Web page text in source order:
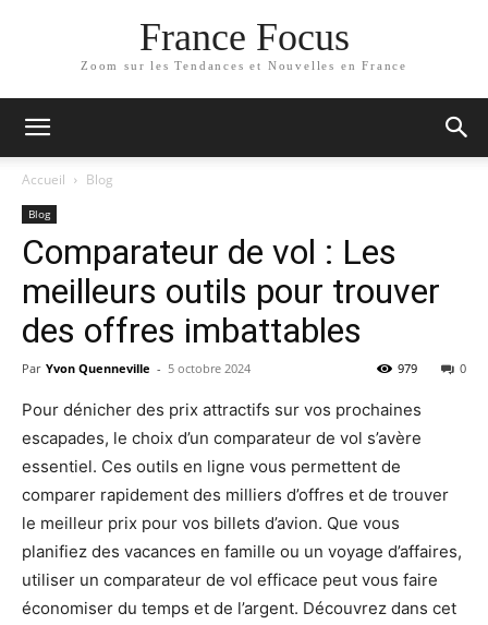
France Focus
Zoom sur les Tendances et Nouvelles en France
Accueil Blog
Blog
Comparateur de vol : Les
meilleurs outils pour trouver
des offres imbattables
Par Yvon Quenneville - 5 octobre 2024 0
979
Pour dénicher des prix attractifs sur vos prochaines
escapades, le choix d’un comparateur de vol s’avère
essentiel. Ces outils en ligne vous permettent de
comparer rapidement des milliers d’offres et de trouver
le meilleur prix pour vos billets d’avion. Que vous
planifiez des vacances en famille ou un voyage d’affaires,
utiliser un comparateur de vol efficace peut vous faire
économiser du temps et de l’argent. Découvrez dans cet